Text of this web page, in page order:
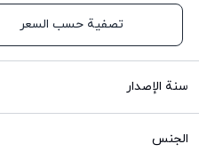
تصفية حسب السعر
سنة الإصدار
الجنس